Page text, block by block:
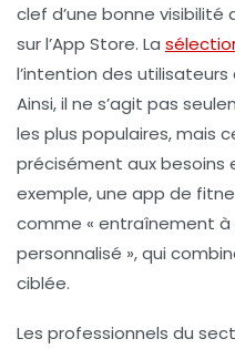
clef d’une bonne
sur l’App Store. La
l’intention des
Ainsi, il ne s’agit pas
les plus populaires, mais
précisément aux
exemple, une app de
comme « entraînement à
personnalisé », qui
ciblée.
Les professionnels du